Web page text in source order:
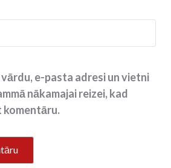
e-pasta adresi un vietni
nākamajai reizei, kad
komentāru.